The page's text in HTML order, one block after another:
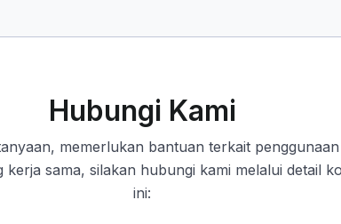
Hubungi Kami
memerlukan bantuan terkait
kerja sama, silakan hubungi kami melalui detail
ini: